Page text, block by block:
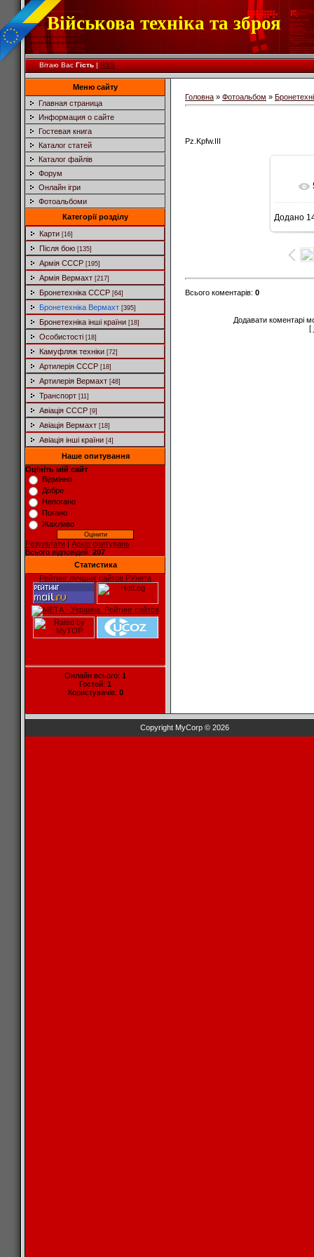
Військова техніка та зброя
Вітаю Вас Гість|RSS
Меню сайту
Главная страница
Информация о сайте
Гостевая книга
Каталог статей
Каталог файлів
Форум
Онлайн ігри
Фотоальбоми
Категорії розділу
Карти [16]
Після бою [135]
Армія СССР [195]
Армія Вермахт [217]
Бронетехніка СССР [64]
Бронетехніка Вермахт [395]
Бронетехніка інші країни [18]
Особистості [18]
Камуфляж техніки [72]
Артилерія СССР [18]
Артилерія Вермахт [48]
Транспорт [11]
Авіація СССР [9]
Авіація Вермахт [18]
Авіація інші країни [4]
Наше опитування
Оцініть мій сайт
Відмінно
Добре
Непогано
Погано
Жахливо
Результати | Архів опитувань
Всього відповідей: 207
Статистика
Рейтинг лучших сайтов РУнета
Онлайн всього: 1
Гостей: 1
Користувачів: 0
Головна » Фотоальбом »
Pz.Kpfw.III
Додано
Всього коментарів: 0
Додавати коментарі
[
Copyright MyCorp © 2026